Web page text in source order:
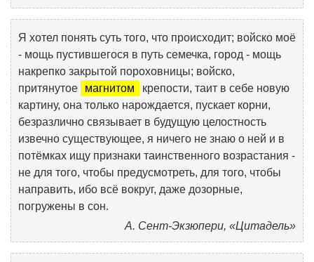
Я хотел понять суть того, что происходит; войско моё
- мощь пустившегося в путь семечка, город - мощь
накрепко закрытой пороховницы; войско,
притянутое
магнитом
крепости, таит в себе новую
картину, она только нарождается, пускает корни,
безразлично связывает в будущую целостность
извечно существующее, я ничего не знаю о ней и в
потёмках ищу признаки таинственного возрастания -
не для того, чтобы предусмотреть, для того, чтобы
направить, ибо всё вокруг, даже дозорные,
погружены в сон.
А. Сент-Экзюпери, «Цитадель»